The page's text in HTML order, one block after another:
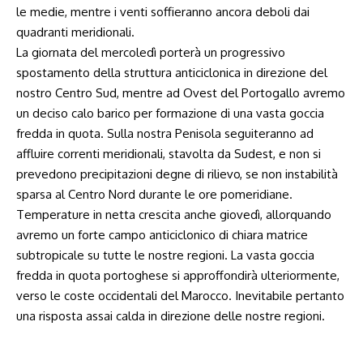
le medie, mentre i venti soffieranno ancora deboli dai
quadranti meridionali.
La giornata del mercoledì porterà un progressivo
spostamento della struttura anticiclonica in direzione del
nostro Centro Sud, mentre ad Ovest del Portogallo avremo
un deciso calo barico per formazione di una vasta goccia
fredda in quota. Sulla nostra Penisola seguiteranno ad
affluire correnti meridionali, stavolta da Sudest, e non si
prevedono precipitazioni degne di rilievo, se non instabilità
sparsa al Centro Nord durante le ore pomeridiane.
Temperature in netta crescita anche giovedì, allorquando
avremo un forte campo anticiclonico di chiara matrice
subtropicale su tutte le nostre regioni. La vasta goccia
fredda in quota portoghese si approffondirà ulteriormente,
verso le coste occidentali del Marocco. Inevitabile pertanto
una risposta assai calda in direzione delle nostre regioni.